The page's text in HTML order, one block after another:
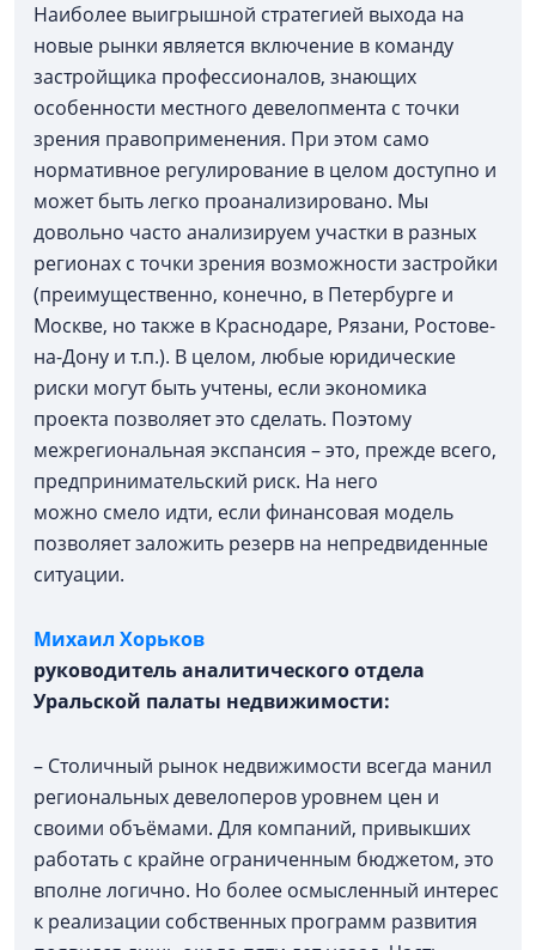
Наиболее выигрышной стратегией выхода на
новые рынки является включение в команду
застройщика профессионалов, знающих
особенности местного девелопмента с точки
зрения правоприменения. При этом само
нормативное регулирование в целом доступно и
может быть легко проанализировано. Мы
довольно часто анализируем участки в разных
регионах с точки зрения возможности застройки
(преимущественно, конечно, в Петербурге и
Москве, но также в Краснодаре, Рязани, Ростове-
на-Дону и т.п.). В целом, любые юридические
риски могут быть учтены, если экономика
проекта позволяет это сделать. Поэтому
межрегиональная экспансия – это, прежде всего,
предпринимательский риск. На него
можно смело идти, если финансовая модель
позволяет заложить резерв на непредвиденные
ситуации.
Михаил Хорьков
руководитель аналитического отдела
Уральской палаты недвижимости:
– Столичный рынок недвижимости всегда манил
региональных девелоперов уровнем цен и
своими объёмами. Для компаний, привыкших
работать с крайне ограниченным бюджетом, это
вполне логично. Но более осмысленный интерес
к реализации собственных программ развития